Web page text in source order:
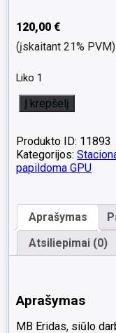
120,00€
(įskaitant 21% PVM)
Liko 1
produkto
kiekis:
Precision
T3610
Intel
1607
4
Core
3.0GHz
256GB
Nvidia
Į krepšelį
Produkto ID: 11893
Kategorijos:
papildoma GPU
Aprašymas
Atsiliepimai (0)
Aprašymas
MB Eridas, siūlo